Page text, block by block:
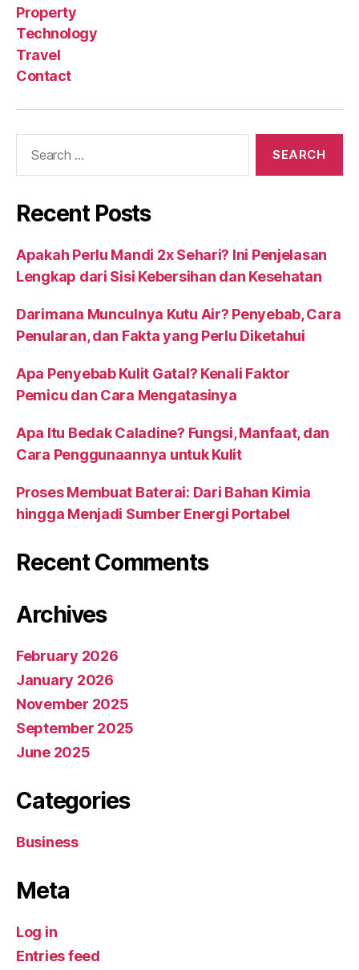
Property
Technology
Travel
Contact
Recent Posts
Apakah Perlu Mandi 2x Sehari? Ini Penjelasan
Lengkap dari Sisi Kebersihan dan Kesehatan
Darimana Munculnya Kutu Air? Penyebab, Cara
Penularan, dan Fakta yang Perlu Diketahui
Apa Penyebab Kulit Gatal? Kenali Faktor
Pemicu dan Cara Mengatasinya
Apa Itu Bedak Caladine? Fungsi, Manfaat, dan
Cara Penggunaannya untuk Kulit
Proses Membuat Baterai: Dari Bahan Kimia
hingga Menjadi Sumber Energi Portabel
Recent Comments
Archives
February 2026
January 2026
November 2025
September 2025
June 2025
Categories
Business
Meta
Log in
Entries feed